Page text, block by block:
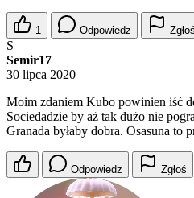
1 Odpowiedz Zgłoś
S
Semir17
30 lipca 2020
Moim zdaniem Kubo powinien iść
Sociedadzie by aż tak dużo nie
Granada byłaby dobra. Osasuna to
Odpowiedz Zgłoś